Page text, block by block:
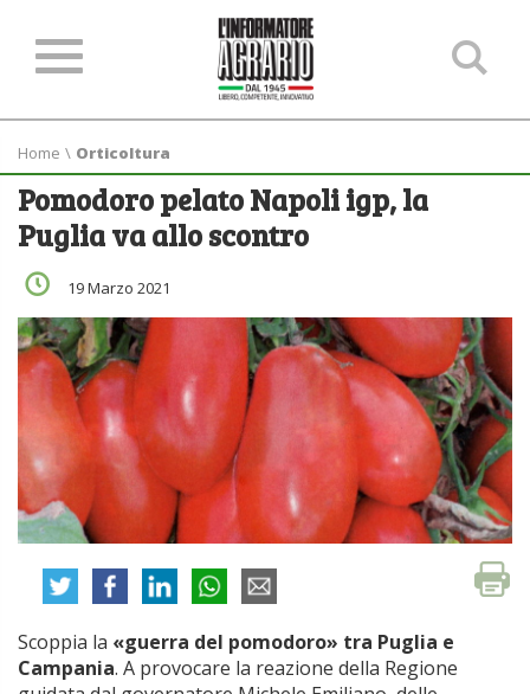
Home \ Orticoltura
Pomodoro pelato Napoli igp, la
Puglia va allo scontro
19 Marzo 2021
Scoppia la «guerra del pomodoro» tra Puglia e
Campania. A provocare la reazione della Regione